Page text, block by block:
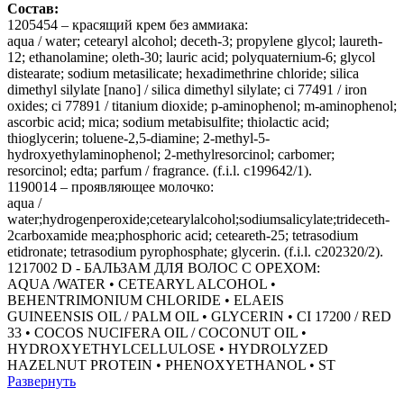
Состав:
1205454 – красящий крем без аммиака:
aqua / water; cetearyl alcohol; deceth-3; propylene glycol; laureth-
12; ethanolamine; oleth-30; lauric acid; polyquaternium-6; glycol
distearate; sodium metasilicate; hexadimethrine chloride; silica
dimethyl silylate [nano] / silica dimethyl silylate; ci 77491 / iron
oxides; ci 77891 / titanium dioxide; p-aminophenol; m-aminophenol;
ascorbic acid; mica; sodium metabisulfite; thiolactic acid;
thioglycerin; toluene-2,5-diamine; 2-methyl-5-
hydroxyethylaminophenol; 2-methylresorcinol; carbomer;
resorcinol; edta; parfum / fragrance. (f.i.l. c199642/1).
1190014 – проявляющее молочко:
aqua /
water;hydrogenperoxide;cetearylalcohol;sodiumsalicylate;trideceth-
2carboxamide mea;phosphoric acid; ceteareth-25; tetrasodium
etidronate; tetrasodium pyrophosphate; glycerin. (f.i.l. c202320/2).
1217002 D - БАЛЬЗАМ ДЛЯ ВОЛОС С ОРЕХОМ:
AQUA /WATER • CETEARYL ALCOHOL •
BEHENTRIMONIUM CHLORIDE • ELAEIS
GUINEENSIS OIL / PALM OIL • GLYCERIN • CI 17200 / RED
33 • COCOS NUCIFERA OIL / COCONUT OIL •
HYDROXYETHYLCELLULOSE • HYDROLYZED
HAZELNUT PROTEIN • PHENOXYETHANOL • ST
Развернуть